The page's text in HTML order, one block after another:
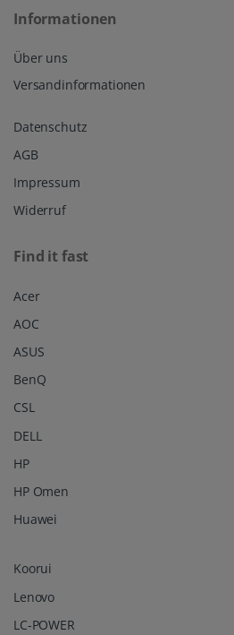
Informationen
Über uns
Versandinformationen
Datenschutz
AGB
Impressum
Widerruf
Find it fast
Acer
AOC
ASUS
BenQ
CSL
DELL
HP
HP Omen
Huawei
Koorui
Lenovo
LC-POWER